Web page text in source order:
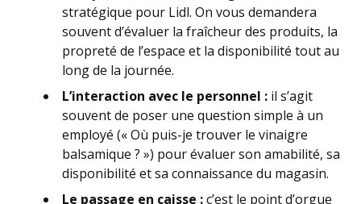
stratégique pour Lidl. On vous demandera
souvent d’évaluer la fraîcheur des produits, la
propreté de l’espace et la disponibilité tout au
long de la journée.
L’interaction avec le personnel : il s’agit
souvent de poser une question simple à un
employé (« Où puis-je trouver le vinaigre
balsamique ? ») pour évaluer son amabilité, sa
disponibilité et sa connaissance du magasin.
Le passage en caisse :c’est le point d’orgue